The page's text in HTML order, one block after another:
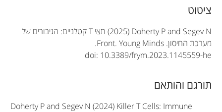
A
r
t
i
c
ציטוט
(2025) Doherty P and Segev N
תאֵי T קטלניים: הגיבורים של
מערכת החיסון. Front. Young Minds
.
doi: 10.3389/frym.2023.1145559-he
תורגם והותאם
Doherty P and Segev N (2024) Killer T Cells: Immune